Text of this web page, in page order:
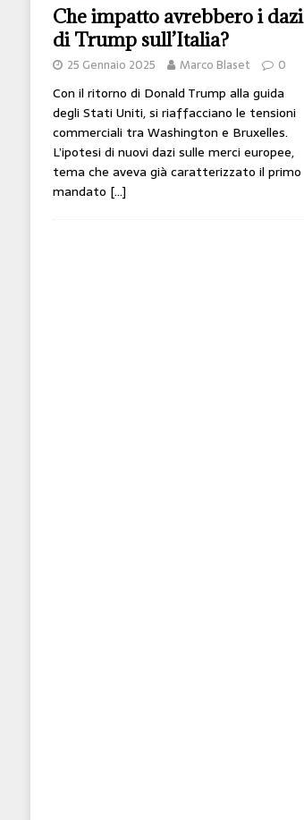
Che impatto avrebbero i dazi
di Trump sull’Italia?
25 Gennaio 2025 Marco Blaset 0
Con il ritorno di Donald Trump alla guida
degli Stati Uniti, si riaffacciano le tensioni
commerciali tra Washington e Bruxelles.
L’ipotesi di nuovi dazi sulle merci europee,
tema che aveva già caratterizzato il primo
mandato […]